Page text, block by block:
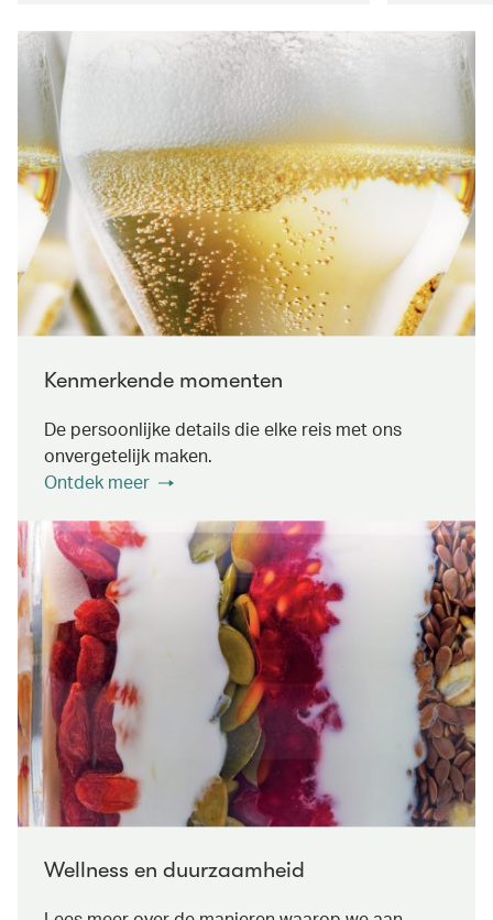
Kenmerkende momenten
De persoonlijke details die elke reis met ons
onvergetelijk maken.
Ontdek meer
Wellness en duurzaamheid